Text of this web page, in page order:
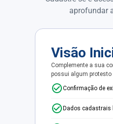
aprofundar
Visão
Complemente a sua
possui algum protesto
Confirmação de
Dados cadastrais